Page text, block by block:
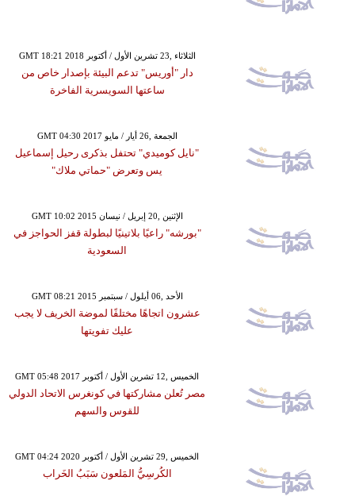
GMT 18:21 2018 الثلاثاء ,23 تشرين الأول / أكتوبر
دار "أوريس" تدعم البيئة بإصدار خاص من
ساعتها السويسرية الفاخرة
GMT 04:30 2017 الجمعة ,26 أيار / مايو
"نايل كوميدي" تحتفل بذكرى رحيل إسماعيل
يس وتعرض "حماتي ملاك"
GMT 10:02 2015 الإثنين ,20 إبريل / نيسان
"بورشه" راعيًا بلاتينيًا لبطولة قفز الحواجز في
السعودية
GMT 08:21 2015 الأحد ,06 أيلول / سبتمبر
عشرون اتجاهًا مختلفًا لموضة الخريف لا يجب
عليك تفويتها
GMT 05:48 2017 الخميس ,12 تشرين الأول / أكتوبر
مصر تُعلن مشاركتها في كونغرس الاتحاد الدولي
للقوس والسهم
GMT 04:24 2020 الخميس ,29 تشرين الأول / أكتوبر
الكُرسِيُّ المَلعون سَبَبُ الخَراب